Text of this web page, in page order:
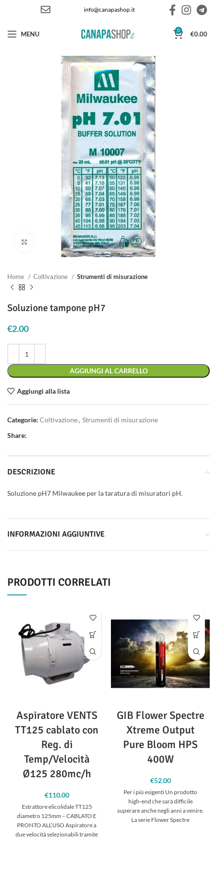
info@canapashop.it
MENU 0 €0.00
Clicca per ingrandire
Home Coltivazione Strumenti di misurazione
Soluzione tampone pH7
€2.00
AGGIUNGI AL CARRELLO
Aggiungi alla lista
Categorie: Coltivazione, Strumenti di misurazione
Share:
DESCRIZIONE
Soluzione pH7 Milwaukee per la taratura di misuratori pH.
INFORMAZIONI AGGIUNTIVE
PRODOTTI CORRELATI
Aspiratore VENTS
TT125 cablato con
Reg. di
Temp/Velocità
Ø125 280mc/h
€110.00
Estrattore elicolidale TT125
diametro 125mm – CABLATO E
PRONTO ALL’USO Aspiratore a
due velocità selezionabili tramite
GIB Flower Spectre
Xtreme Output
Pure Bloom HPS
400W
€52.00
Per i più esigenti Un prodotto
high-end che sarà difficile
superare anche negli anni a venire.
La serie Flower Spectre